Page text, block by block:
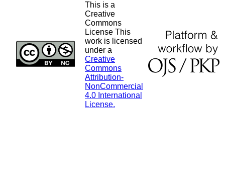
This is a
Creative
Commons
License This
work is licensed
under a
Creative
Commons
Attribution-
NonCommercial
4.0 International
License.